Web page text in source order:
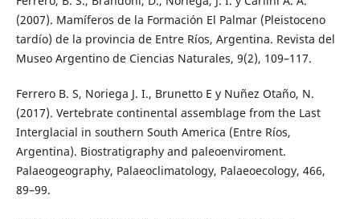
(2007). Mamíferos de la Formación El Palmar (Pleistoceno
tardío) de la provincia de Entre Ríos, Argentina. Revista del
Museo Argentino de Ciencias Naturales, 9(2), 109–117.
Ferrero B. S, Noriega J. I., Brunetto E y Nuñez Otaño, N.
(2017). Vertebrate continental assemblage from the Last
Interglacial in southern South America (Entre Ríos,
Argentina). Biostratigraphy and paleoenviroment.
Palaeogeography, Palaeoclimatology, Palaeoecology, 466,
89–99.